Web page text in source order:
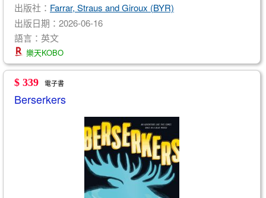
出版社： Farrar, Straus and Giroux (BYR)
出版日期：2026-06-16
語言：英文
樂天KOBO
$ 339 電子書
Berserkers